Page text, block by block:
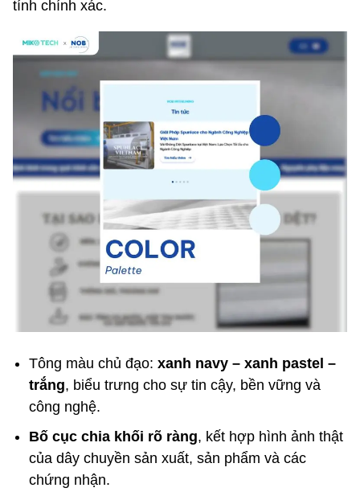
tính chính xác.
Tông màu chủ đạo: xanh navy – xanh pastel –
trắng, biểu trưng cho sự tin cậy, bền vững và
công nghệ.
Bố cục chia khối rõ ràng, kết hợp hình ảnh thật
của dây chuyền sản xuất, sản phẩm và các
chứng nhận.